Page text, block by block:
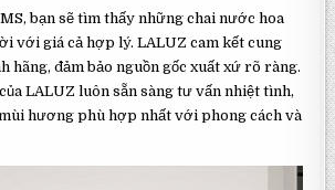
bạn sẽ tìm thấy những chai nước hoa
với giá cả hợp lý. LALUZ cam kết cung
hãng, đảm bảo nguồn gốc xuất xứ rõ ràng.
LALUZ luôn sẵn sàng tư vấn nhiệt tình,
hương phù hợp nhất với phong cách và